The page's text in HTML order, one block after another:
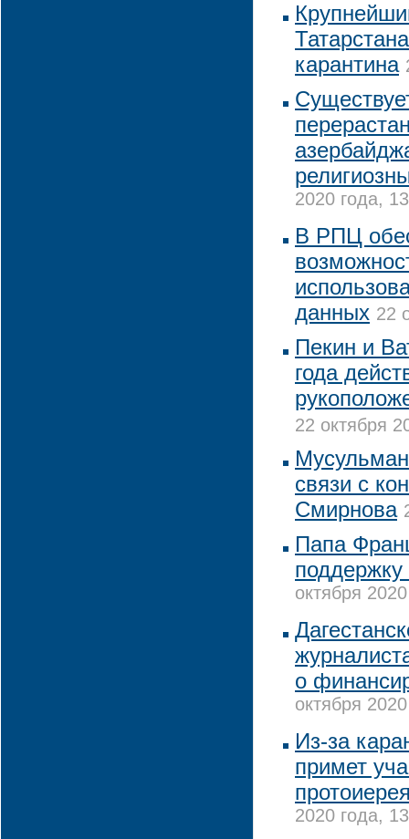
карантина
2020 года,
В РПЦ
данных 22
Пекин и
года
22 октября
связи с
Смирнова
Папа
октября
о
октября
Из-за
примет
2020 года,